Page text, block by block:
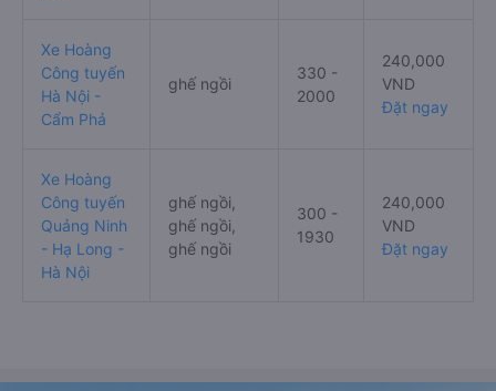
Xe Hoàng
Công tuyến
Hà Nội -
Cẩm Phả
ghế ngồi
330 -
2000
240,000
VND
Đặt ngay
Xe Hoàng
Công tuyến
Quảng Ninh
- Hạ Long -
Hà Nội
ghế ngồi,
ghế ngồi,
ghế ngồi
300 -
1930
240,000
VND
Đặt ngay